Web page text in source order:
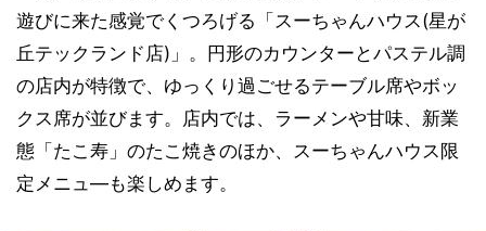
遊びに来た感覚でくつろげる「スーちゃんハウス(星が
丘テックランド店)」。円形のカウンターとパステル調
の店内が特徴で、ゆっくり過ごせるテーブル席やボッ
クス席が並びます。店内では、ラーメンや甘味、新業
態「たこ寿」のたこ焼きのほか、スーちゃんハウス限
定メニュ―も楽しめます。